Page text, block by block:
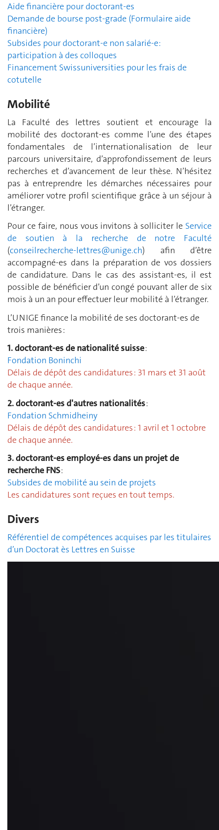
Aide financière pour doctorant-es
Demande de bourse post-grade (Formulaire aide
financière)
Subsides pour doctorant-e non salarié-e:
participation à des colloques
Financement Swissuniversities pour les frais de
cotutelle
Mobilité
La Faculté des lettres soutient et encourage la
mobilité des doctorant-es comme l’une des étapes
fondamentales de l’internationalisation de leur
parcours universitaire, d’approfondissement de leurs
recherches et d’avancement de leur thèse. N’hésitez
pas à entreprendre les démarches nécessaires pour
améliorer votre profil scientifique grâce à un séjour à
l’étranger.
Pour ce faire, nous vous invitons à solliciter le Service
de soutien à la recherche de notre Faculté
(conseilrecherche-lettres@unige.ch) afin d’être
accompagné-es dans la préparation de vos dossiers
de candidature. Dans le cas des assistant-es, il est
possible de bénéficier d’un congé pouvant aller de six
mois à un an pour effectuer leur mobilité à l’étranger.
L’UNIGE finance la mobilité de ses doctorant-es de
trois manières :
1. doctorant-es de nationalité suisse:
Fondation Boninchi
Délais de dépôt des candidatures : 31 mars et 31 août
de chaque année.
2. doctorant-es d'autres nationalités:
Fondation Schmidheiny
Délais de dépôt des candidatures : 1 avril et 1 octobre
de chaque année.
3. doctorant-es employé-es dans un projet de
recherche FNS:
Subsides de mobilité au sein de projets
Les candidatures sont reçues en tout temps.
Divers
Référentiel de compétences acquises par les titulaires
d’un Doctorat ès Lettres en Suisse